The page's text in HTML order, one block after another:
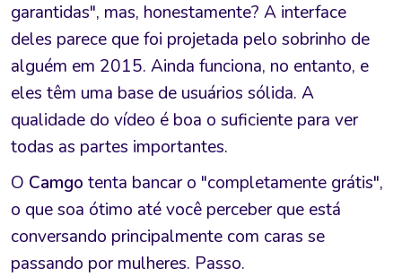
garantidas", mas, honestamente? A interface
deles parece que foi projetada pelo sobrinho de
alguém em 2015. Ainda funciona, no entanto, e
eles têm uma base de usuários sólida. A
qualidade do vídeo é boa o suficiente para ver
todas as partes importantes.
O Camgo tenta bancar o "completamente grátis",
o que soa ótimo até você perceber que está
conversando principalmente com caras se
passando por mulheres. Passo.